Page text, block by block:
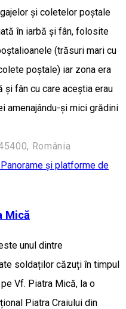
și coletelor poștale
în iarbă și fân, folosite
(trăsuri mari cu
poștale) iar zona era
fân cu care aceștia erau
amenajându-şi mici grădini
România
Panorame şi platforme de
Mică
unul dintre
soldaților căzuți în timpul
Vf. Piatra Mică, la o
Piatra Craiului din